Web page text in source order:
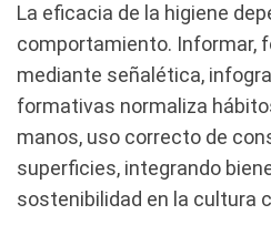
La eficacia de la higiene
comportamiento. Informar,
mediante señalética,
formativas normaliza
manos, uso correcto de
superficies, integrando
sostenibilidad en la cultura